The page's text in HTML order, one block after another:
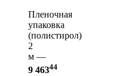
Пленочная
упаковка
(полистирол)
2
м —
9 46344